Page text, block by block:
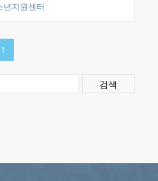
분의 좋은 결과를 기원합니다!
년지원센터
1
검색